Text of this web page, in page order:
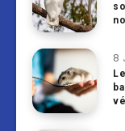
8